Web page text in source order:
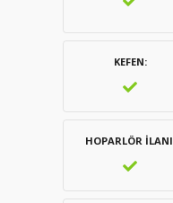
KEFEN
HOPARLÖR İLANI